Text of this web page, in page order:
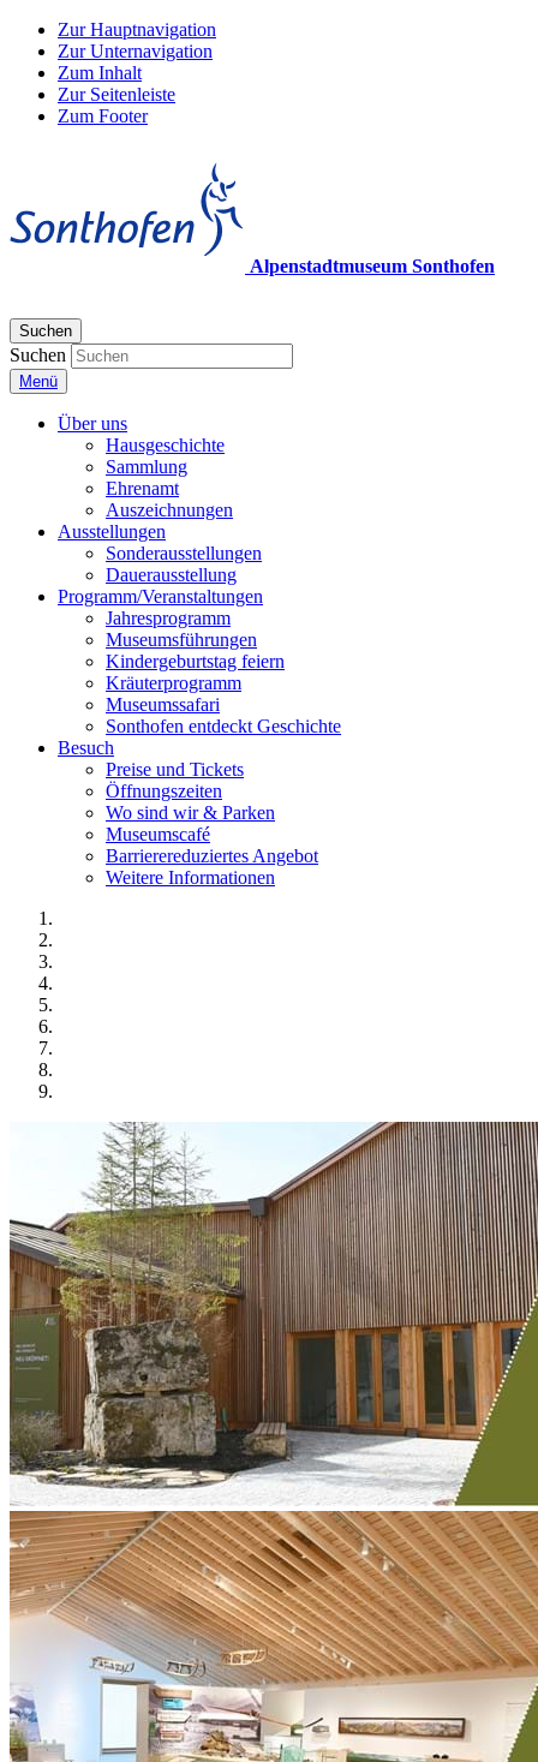
Zur Hauptnavigation
Zur Unternavigation
Zum Inhalt
Zur Seitenleiste
Zum Footer
Alpenstadtmuseum Sonthofen
Suchen
Suchen
Menü
Über uns
Hausgeschichte
Sammlung
Ehrenamt
Auszeichnungen
Ausstellungen
Sonderausstellungen
Dauerausstellung
Programm/Veranstaltungen
Jahresprogramm
Museumsführungen
Kindergeburtstag feiern
Kräuterprogramm
Museumssafari
Sonthofen entdeckt Geschichte
Besuch
Preise und Tickets
Öffnungszeiten
Wo sind wir & Parken
Museumscafé
Barrierereduziertes Angebot
Weitere Informationen